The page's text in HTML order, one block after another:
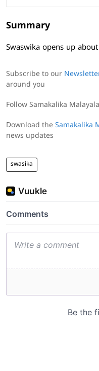
Summary
Swaswika opens up
Subscribe to our
around you
Follow Samakalika
Download the Samakalika
news updates
swasika